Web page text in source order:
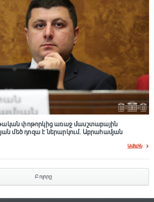
փոթորկից առաջ մասշտաբային
մեծ դnզա է ներարկում․ Աբրահամյան
Ավելին
Բոլորը